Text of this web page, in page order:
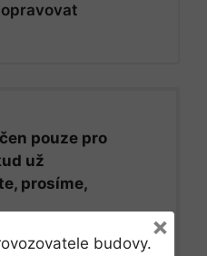
pouze pro
už
prosíme,
budovy.
×